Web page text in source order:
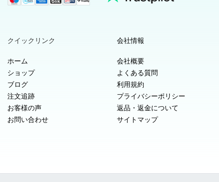
クイックリンク
ホーム
ショップ
ブログ
注文追跡
お客様の声
お問い合わせ
会社情報
会社概要
よくある質問
利用規約
プライバシーポリシー
返品・返金について
サイトマップ